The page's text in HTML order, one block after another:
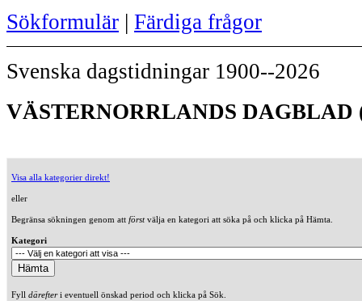
Sökformulär | Färdiga frågor
Svenska dagstidningar 1900--2026
VÄSTERNORRLANDS DAGBLAD
Visa alla kategorier direkt!
eller
Begränsa sökningen genom att förstvälja en kategori att söka på och klicka på Hämta.
Kategori
Fyll därefteri eventuell önskad period och klicka på Sök.